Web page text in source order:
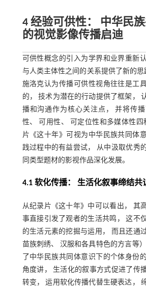
4 经验可供性： 中华民
的视觉影像传播启迪
可供性概念的引入为学界和业界重新
与人类主体性之间的关系提供了新的思
施洛克认为传播可供性视角往往是工
的， 技术为潜在的行动提供了框架，
播和沟通作为核心关注点， 并将传
性、 可用性、 可定位性和多媒体性四
片《这十年》可视为中华民族共同体
践过程中的有益尝试， 从中汲取优秀
同类型题材的影视作品深化发展。
4.1 软化传播： 生活化叙事缔结共
从纪录片《这十年》中可以看出， 其
事直接引发了观者的生活共鸣， 这不
的生活元素的挖掘与运用， 而且还通
苗族刺绣、 汉服和各具特色的方言等
了中华民族共同体意识下的个体身份
角度讲， 生活化的叙事方式促进了传
转变， 运用软化传播代替生硬表达，